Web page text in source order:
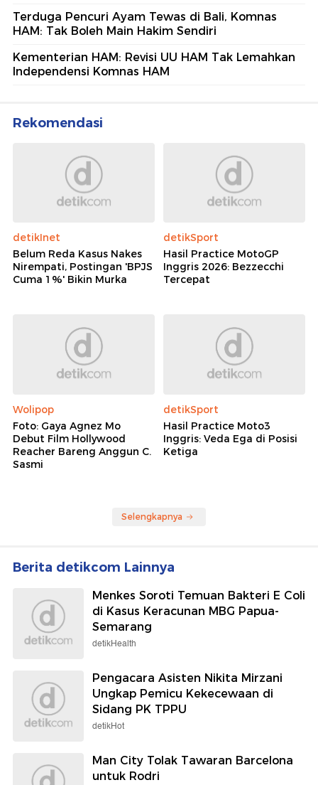
Terduga Pencuri Ayam Tewas di Bali, Komnas
HAM: Tak Boleh Main Hakim Sendiri
Kementerian HAM: Revisi UU HAM Tak Lemahkan
Independensi Komnas HAM
Rekomendasi
detikInet
Belum Reda Kasus Nakes
Nirempati, Postingan 'BPJS
Cuma 1%' Bikin Murka
detikSport
Hasil Practice MotoGP
Inggris 2026: Bezzecchi
Tercepat
Wolipop
Foto: Gaya Agnez Mo
Debut Film Hollywood
Reacher Bareng Anggun C.
Sasmi
detikSport
Hasil Practice Moto3
Inggris: Veda Ega di Posisi
Ketiga
Selengkapnya
Berita detikcom Lainnya
Menkes Soroti Temuan Bakteri E Coli
di Kasus Keracunan MBG Papua-
Semarang
detikHealth
Pengacara Asisten Nikita Mirzani
Ungkap Pemicu Kekecewaan di
Sidang PK TPPU
detikHot
Man City Tolak Tawaran Barcelona
untuk Rodri